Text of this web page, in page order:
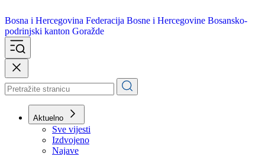
Bosna i Hercegovina
podrinjski kanton Goražde
Aktuelno